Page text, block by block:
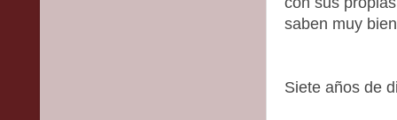
saben muy
Siete años de